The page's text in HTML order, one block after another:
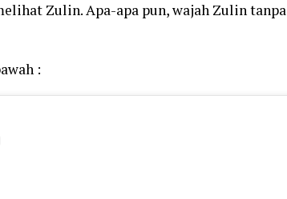
Zulin. Apa-apa pun, wajah Zulin tanpa
: